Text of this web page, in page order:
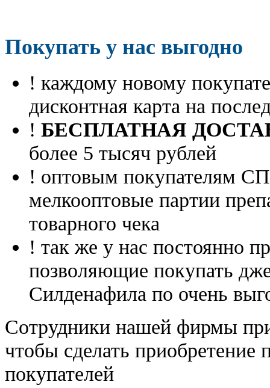
Покупать у нас выгодно
! каждому новому
дисконтная карта на
! БЕСПЛАТНАЯ
более 5 тысяч рублей
! оптовым покупателям
мелкооптовые партии
товарного чека
! так же у нас постоянно
позволяющие покупать
Силденафила по очень
Cотрудники нашей фирмы
чтобы сделать приобретение
покупателей